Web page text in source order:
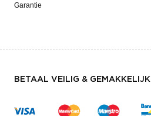
Garantie
BETAAL VEILIG & GEMAKKELIJK